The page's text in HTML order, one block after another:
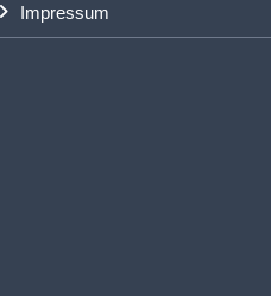
Impressum